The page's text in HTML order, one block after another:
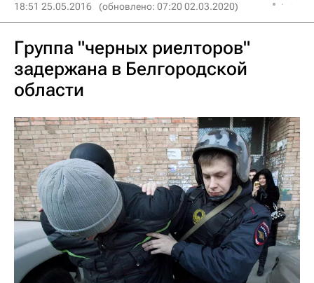
18:51 25.05.2016 (обновлено: 07:20 02.03.2020)
Группа "черных риелторов"
задержана в Белгородской
области